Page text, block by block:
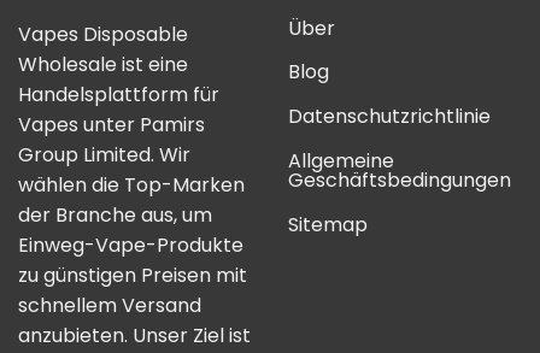
Vapes Disposable
Wholesale ist eine
Handelsplattform für
Vapes unter Pamirs
Group Limited. Wir
wählen die Top-Marken
der Branche aus, um
Einweg-Vape-Produkte
zu günstigen Preisen mit
schnellem Versand
anzubieten. Unser Ziel ist
Über
Blog
Datenschutzrichtlinie
Allgemeine
Geschäftsbedingungen
Sitemap